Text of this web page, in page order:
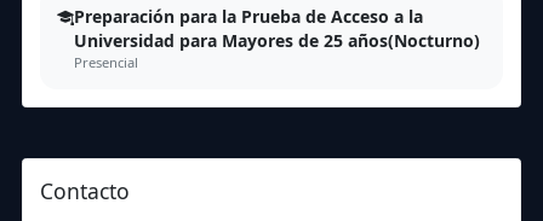
Preparación para la Prueba de Acceso a la
Universidad para Mayores de 25 años(Nocturno)
Presencial
Contacto